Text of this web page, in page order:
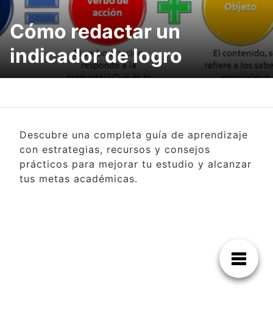
Cómo redactar un
indicador de logro
Descubre una completa guía de aprendizaje
con estrategias, recursos y consejos
prácticos para mejorar tu estudio y alcanzar
tus metas académicas.